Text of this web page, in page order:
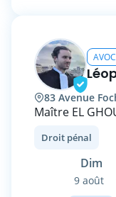
83 Avenue
Maître EL
rigueur et
aspects du
relatives aux
Droit pénal
Dim
9 août